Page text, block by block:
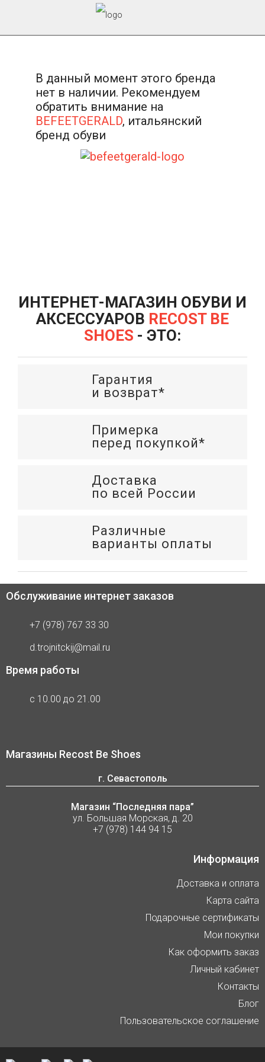
В данный момент этого бренда
нет в наличии. Рекомендуем
обратить внимание на
BEFEETGERALD, итальянский
бренд обуви
ИНТЕРНЕТ-МАГАЗИН ОБУВИ И
АКСЕССУАРОВ RECOST BE
SHOES - ЭТО:
Гарантия
и возврат*
Примерка
перед покупкой*
Доставка
по всей России
Различные
варианты оплаты
Обслуживание интернет заказов
+7 (978) 767 33 30
d.trojnitckij@mail.ru
Время работы
с 10.00 до 21.00
Магазины Recost Be Shoes
г. Севастополь
Магазин “Последняя пара”
ул. Большая Морская, д. 20
+7 (978) 144 94 15
Информация
Доставка и оплата
Карта сайта
Подарочные сертификаты
Мои покупки
Как оформить заказ
Личный кабинет
Контакты
Блог
Пользовательское соглашение